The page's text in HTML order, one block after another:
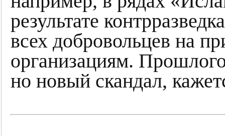
результате
всех добровольцев на
организациям.
но новый скандал,